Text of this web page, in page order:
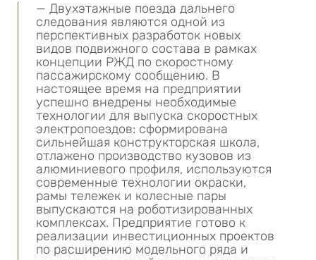
— Двухэтажные поезда дальнего
следования являются одной из
перспективных разработок новых
видов подвижного состава в рамках
концепции РЖД по скоростному
пассажирскому сообщению. В
настоящее время на предприятии
успешно внедрены необходимые
технологии для выпуска скоростных
электропоездов: сформирована
сильнейшая конструкторская школа,
отлажено производство кузовов из
алюминиевого профиля, используются
современные технологии окраски,
рамы тележек и колесные пары
выпускаются на роботизированных
комплексах. Предприятие готово к
реализации инвестиционных проектов
по расширению модельного ряда и